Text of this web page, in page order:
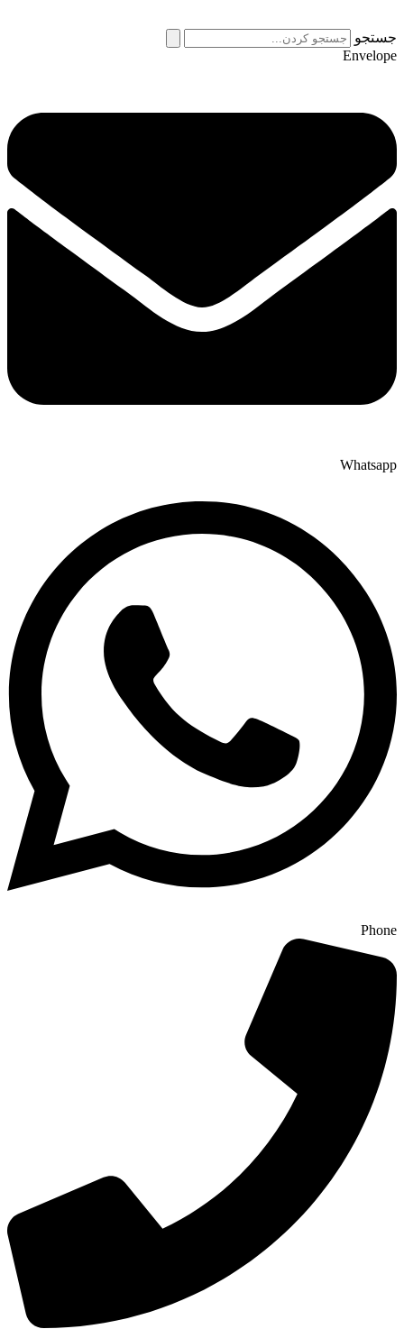
جستجو
Envelope
Whatsapp
Phone